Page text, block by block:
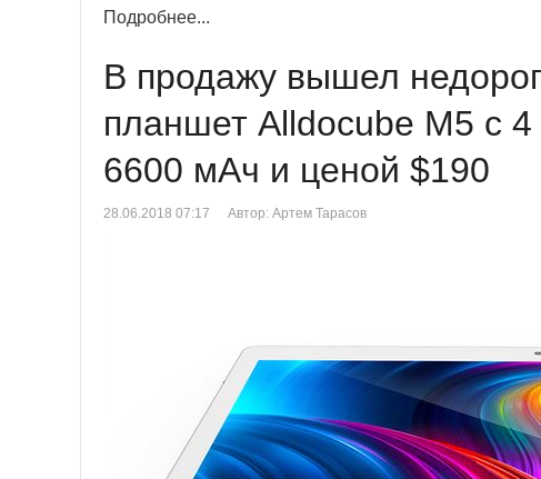
Подробнее...
В продажу вышел
планшет Alldocube M5 с
6600 мАч и ценой $190
28.06.2018 07:17 Автор: Артем Тарасов